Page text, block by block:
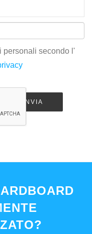
personali secondo l'
INVIA